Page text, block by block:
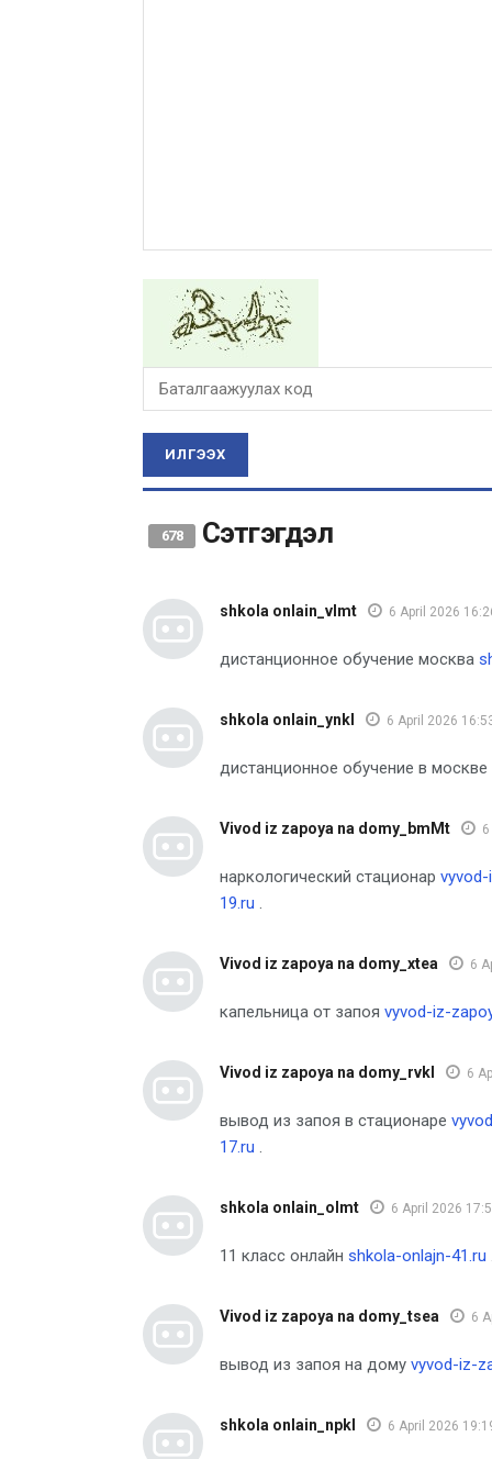
ИЛГЭЭХ
678 Сэтгэгдэл
shkola onlain_vlmt 6 April 2026
дистанционное обучение москва
shkola onlain_ynkl 6 April 2026
дистанционное обучение в москве
Vivod iz zapoya na domy_bmMt
наркологический стационар
19.ru .
Vivod iz zapoya na domy_xtea 6
капельница от запоя vyvod-iz-
Vivod iz zapoya na domy_rvkl 6
вывод из запоя в стационаре
17.ru .
shkola onlain_olmt 6 April 2026
11 класс онлайн shkola-onlajn-41.ru
Vivod iz zapoya na domy_tsea 6
вывод из запоя на дому vyvod-iz-
shkola onlain_npkl 6 April 2026